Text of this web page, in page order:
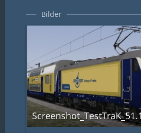
Bilder